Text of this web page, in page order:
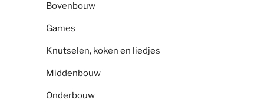
Bovenbouw
Games
Knutselen, koken en liedjes
Middenbouw
Onderbouw